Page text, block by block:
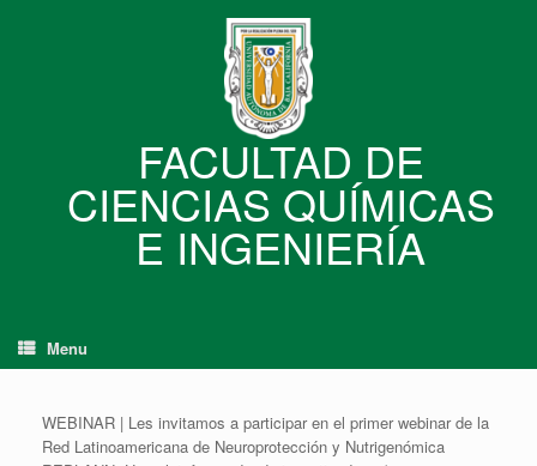
FACULTAD DE
CIENCIAS QUÍMICAS
E INGENIERÍA
Menu
WEBINAR | Les invitamos a participar en el primer webinar de la
Red Latinoamericana de Neuroprotección y Nutrigenómica